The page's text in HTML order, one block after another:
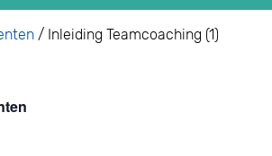
/ Inleiding Teamcoaching (1)